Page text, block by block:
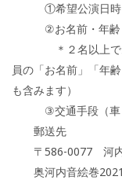
①希望公演日時（
②お名前・年齢
＊２名以上でお
員の「お名前」「年
も含みます）
③交通手段（車ま
郵送先
〒586-0077 河内
奥河内音絵巻